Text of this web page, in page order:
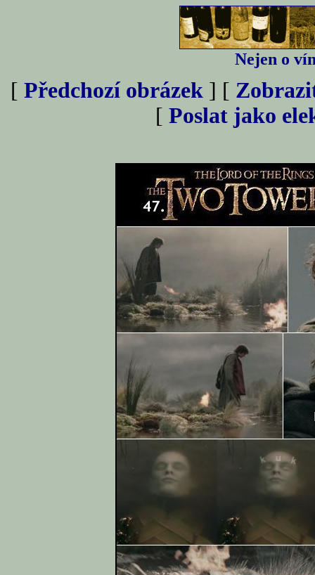
Nejen o
[ Předchozí obrázek ] [
[ Poslat jako